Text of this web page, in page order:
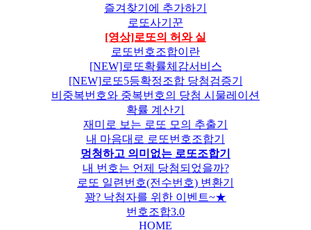
즐겨찾기에 추가하기
로또사기꾼
[영상]로또의 허와 실
로또번호조합이란
[NEW]로또확률체감서비스
[NEW]로또5등확정조합 당첨검증기
비중복번호와 중복번호의 당첨 시물레이션
확률 계산기
재미로 보는 로또 모의 추출기
내 마음대로 로또번호조합기
멍청하고 의미없는 로또조합기
내 번호는 언제 당첨되었을까?
로또 일련번호(전수번호) 변환기
꽝? 낙첨자를 위한 이벤트~★
번호조합3.0
HOME